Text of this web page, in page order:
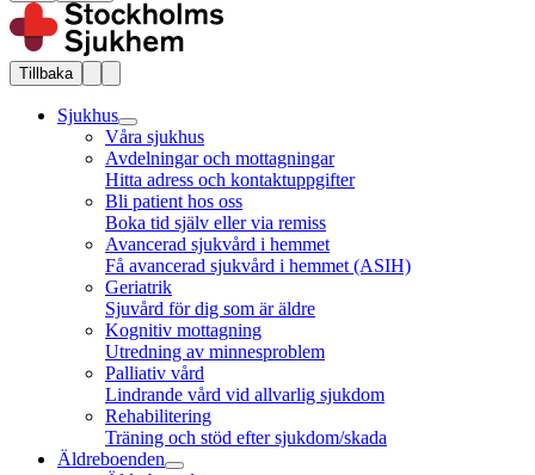
Tillbaka
Sjukhus
Våra sjukhus
Avdelningar och mottagningar
Hitta adress och kontaktuppgifter
Bli patient hos oss
Boka tid själv eller via remiss
Avancerad sjukvård i hemmet
Få avancerad sjukvård i hemmet (ASIH)
Geriatrik
Sjuvård för dig som är äldre
Kognitiv mottagning
Utredning av minnesproblem
Palliativ vård
Lindrande vård vid allvarlig sjukdom
Rehabilitering
Träning och stöd efter sjukdom/skada
Äldreboenden